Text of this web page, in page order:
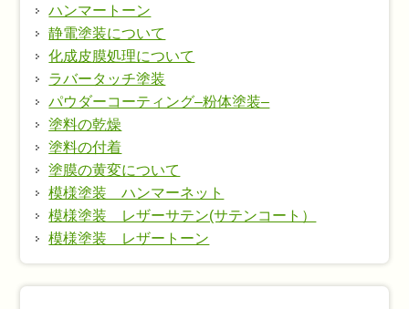
ハンマートーン
静電塗装について
化成皮膜処理について
ラバータッチ塗装
パウダーコーティング–粉体塗装–
塗料の乾燥
塗料の付着
塗膜の黄変について
模様塗装 ハンマーネット
模様塗装 レザーサテン(サテンコート）
模様塗装 レザートーン